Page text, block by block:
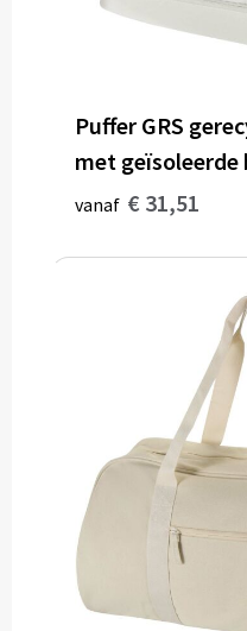
Puffer GRS
met geïsoleerde
vanaf € 31,51